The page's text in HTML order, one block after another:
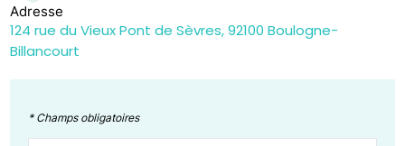
Adresse
124 rue du Vieux Pont de Sèvres, 92100 Boulogne-
Billancourt
* Champs obligatoires